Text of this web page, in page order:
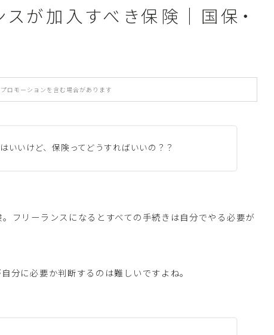
スが加入すべき保険｜国保・
ロモーションを含む場合があります
いいけど、保険ってどうすればいいの？？
フリーランスになるとすべての手続きは自分でやる必要が
分に必要か判断するのは難しいですよね。